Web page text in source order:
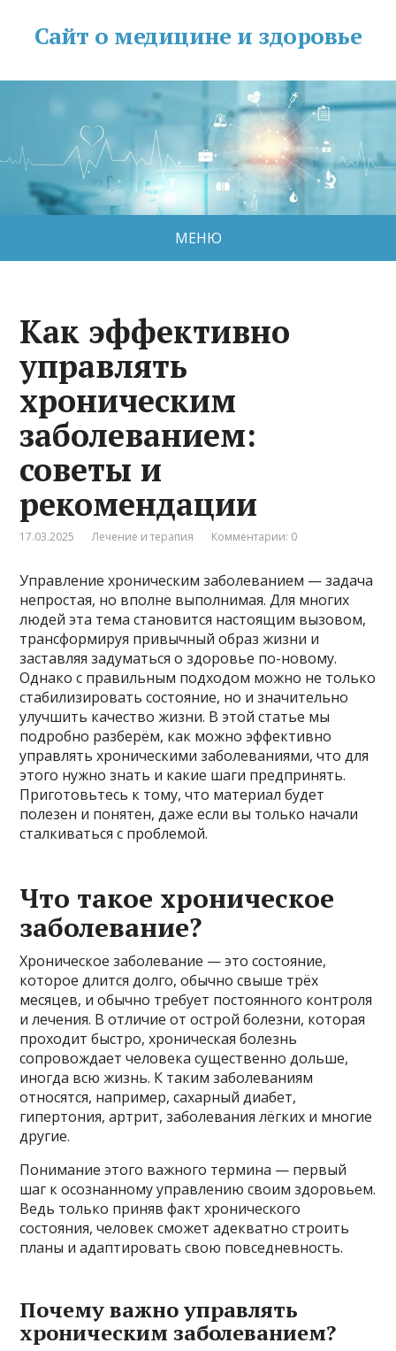
Сайт о медицине и здоровье
МЕНЮ
Как эффективно
управлять
хроническим
заболеванием:
советы и
рекомендации
17.03.2025 Лечение и терапия Комментарии: 0
Управление хроническим заболеванием — задача
непростая, но вполне выполнимая. Для многих
людей эта тема становится настоящим вызовом,
трансформируя привычный образ жизни и
заставляя задуматься о здоровье по-новому.
Однако с правильным подходом можно не только
стабилизировать состояние, но и значительно
улучшить качество жизни. В этой статье мы
подробно разберём, как можно эффективно
управлять хроническими заболеваниями, что для
этого нужно знать и какие шаги предпринять.
Приготовьтесь к тому, что материал будет
полезен и понятен, даже если вы только начали
сталкиваться с проблемой.
Что такое хроническое
заболевание?
Хроническое заболевание — это состояние,
которое длится долго, обычно свыше трёх
месяцев, и обычно требует постоянного контроля
и лечения. В отличие от острой болезни, которая
проходит быстро, хроническая болезнь
сопровождает человека существенно дольше,
иногда всю жизнь. К таким заболеваниям
относятся, например, сахарный диабет,
гипертония, артрит, заболевания лёгких и многие
другие.
Понимание этого важного термина — первый
шаг к осознанному управлению своим здоровьем.
Ведь только приняв факт хронического
состояния, человек сможет адекватно строить
планы и адаптировать свою повседневность.
Почему важно управлять
хроническим заболеванием?